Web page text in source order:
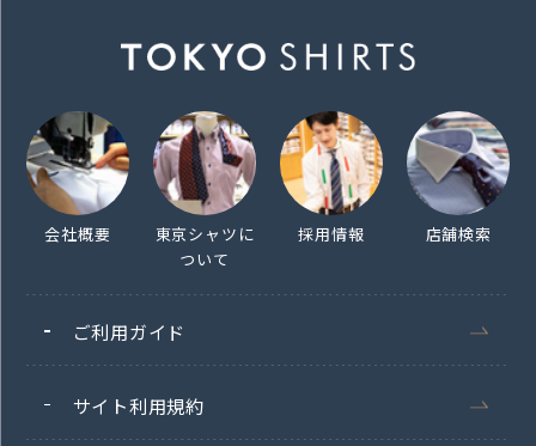
会社概要
東京シャツに
ついて
採用情報 店舗検索
ご利用ガイド
サイト利用規約